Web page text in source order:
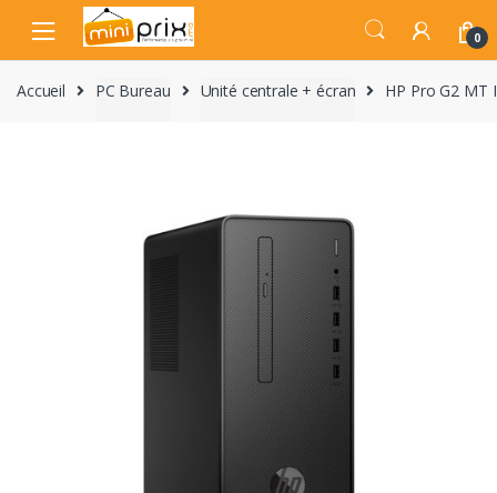
navigation
content
0
Accueil PC Bureau Unité centrale + écran HP Pro G2 MT